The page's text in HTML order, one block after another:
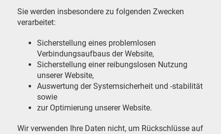
Sie werden insbesondere zu folgenden Zwecken
verarbeitet:
Sicherstellung eines problemlosen
Verbindungsaufbaus der Website,
Sicherstellung einer reibungslosen Nutzung
unserer Website,
Auswertung der Systemsicherheit und -stabilität
sowie
zur Optimierung unserer Website.
Wir verwenden Ihre Daten nicht, um Rückschlüsse auf